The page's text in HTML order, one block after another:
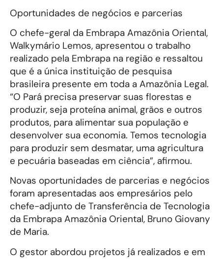
Oportunidades de negócios e parcerias
O chefe-geral da Embrapa Amazônia Oriental,
Walkymário Lemos, apresentou o trabalho
realizado pela Embrapa na região e ressaltou
que é a única instituição de pesquisa
brasileira presente em toda a Amazônia Legal.
“O Pará precisa preservar suas florestas e
produzir, seja proteína animal, grãos e outros
produtos, para alimentar sua população e
desenvolver sua economia. Temos tecnologia
para produzir sem desmatar, uma agricultura
e pecuária baseadas em ciência”, afirmou.
Novas oportunidades de parcerias e negócios
foram apresentadas aos empresários pelo
chefe-adjunto de Transferência de Tecnologia
da Embrapa Amazônia Oriental, Bruno Giovany
de Maria.
O gestor abordou projetos já realizados e em